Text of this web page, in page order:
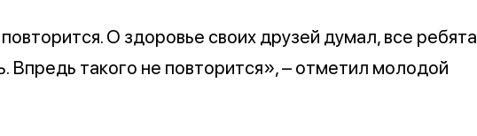
О здоровье своих друзей думал, все ребята
Впредь такого не повторится», – отметил молодой